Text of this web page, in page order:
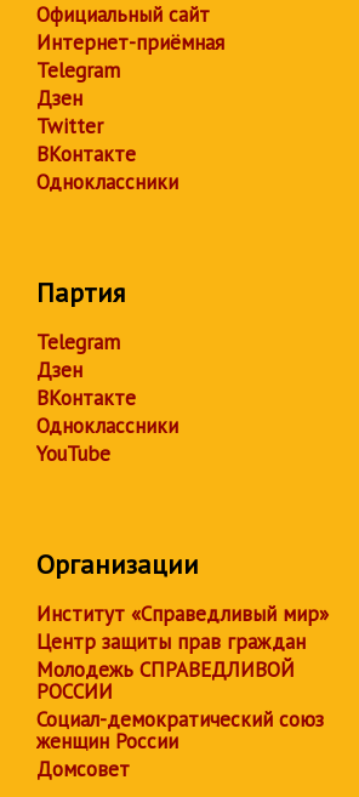
Официальный сайт
Интернет-приёмная
Telegram
Дзен
Twitter
ВКонтакте
Одноклассники
Партия
Telegram
Дзен
ВКонтакте
Одноклассники
YouTube
Организации
Институт «Справедливый мир»
Центр защиты прав граждан
Молодежь СПРАВЕДЛИВОЙ
РОССИИ
Социал-демократический союз
женщин России
Домсовет